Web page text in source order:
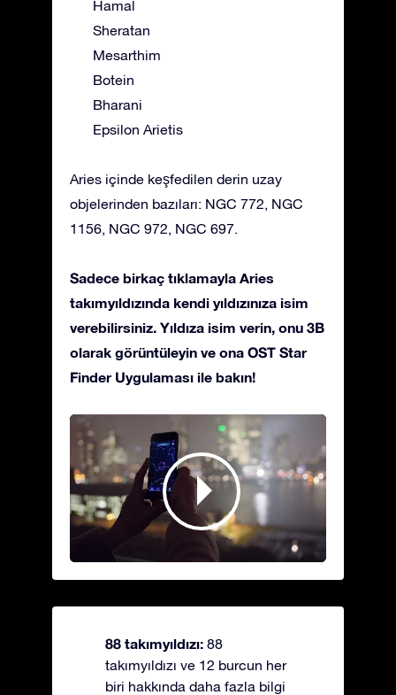
Hamal
Sheratan
Mesarthim
Botein
Bharani
Epsilon Arietis
Aries içinde keşfedilen derin uzay
objelerinden bazıları: NGC 772, NGC
1156, NGC 972, NGC 697.
Sadece birkaç tıklamayla Aries
takımyıldızında kendi yıldızınıza isim
verebilirsiniz. Yıldıza isim verin, onu 3B
olarak görüntüleyin ve ona OST Star
Finder Uygulaması ile bakın!
88 takımyıldızı: 88
takımyıldızı ve 12 burcun her
biri hakkında daha fazla bilgi